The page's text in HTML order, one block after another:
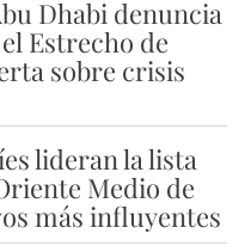
Dhabi denuncia
Estrecho de
sobre crisis
lideran la lista
Medio de
más influyentes